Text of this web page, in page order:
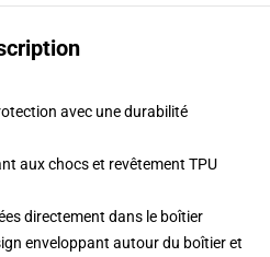
avec une durabilité
aux chocs et revêtement TPU
directement dans le boîtier
enveloppant autour du boîtier et